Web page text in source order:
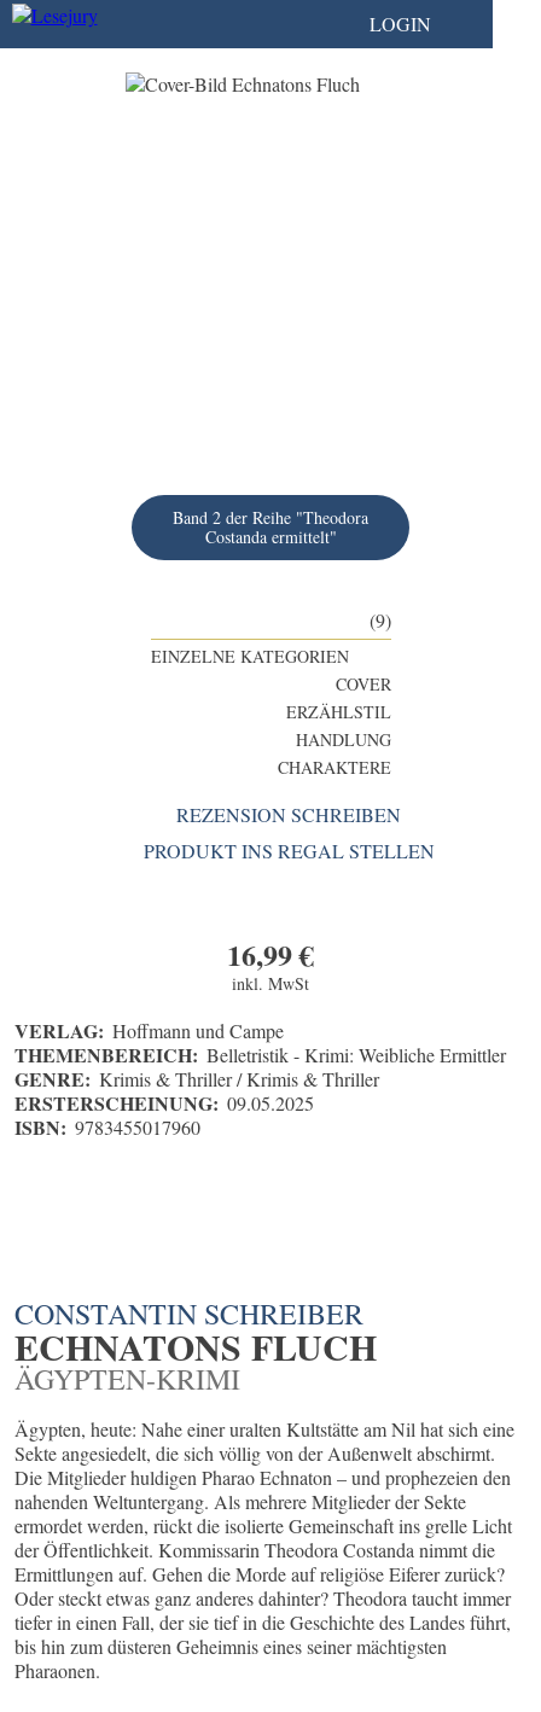
LOGIN
Band 2 der Reihe "Theodora
Costanda ermittelt"
(9)
EINZELNE KATEGORIEN
COVER
ERZÄHLSTIL
HANDLUNG
CHARAKTERE
REZENSION SCHREIBEN
PRODUKT INS REGAL STELLEN
16,99€
inkl. MwSt
VERLAG: Hoffmann und Campe
THEMENBEREICH: Belletristik - Krimi: Weibliche Ermittler
GENRE: Krimis & Thriller / Krimis & Thriller
ERSTERSCHEINUNG: 09.05.2025
ISBN: 9783455017960
CONSTANTIN SCHREIBER
ECHNATONS FLUCH
ÄGYPTEN-KRIMI
Ägypten, heute: Nahe einer uralten Kultstätte am Nil hat sich eine
Sekte angesiedelt, die sich völlig von der Außenwelt abschirmt.
Die Mitglieder huldigen Pharao Echnaton – und prophezeien den
nahenden Weltuntergang. Als mehrere Mitglieder der Sekte
ermordet werden, rückt die isolierte Gemeinschaft ins grelle Licht
der Öffentlichkeit. Kommissarin Theodora Costanda nimmt die
Ermittlungen auf. Gehen die Morde auf religiöse Eiferer zurück?
Oder steckt etwas ganz anderes dahinter? Theodora taucht immer
tiefer in einen Fall, der sie tief in die Geschichte des Landes führt,
bis hin zum düsteren Geheimnis eines seiner mächtigsten
Pharaonen.